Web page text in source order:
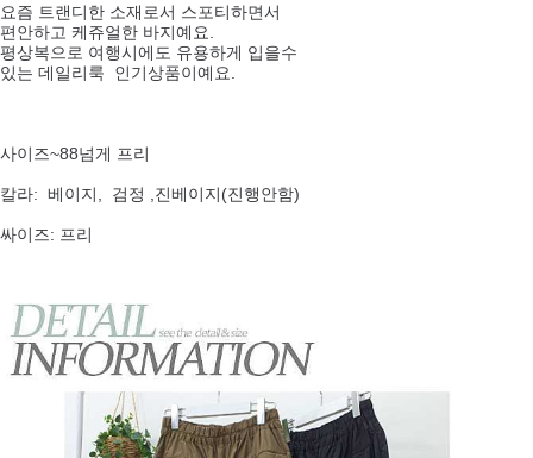
요즘 트랜디한 소재로서 스포티하면서
편안하고 케쥬얼한 바지예요.
평상복으로 여행시에도 유용하게 입을수
있는 데일리룩 인기상품이예요.
사이즈~88넘게 프리
칼라: 베이지, 검정 ,진베이지(진행안함)
싸이즈: 프리